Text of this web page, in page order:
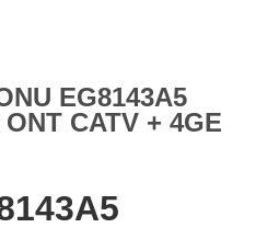
EG8143A5
CATV + 4GE